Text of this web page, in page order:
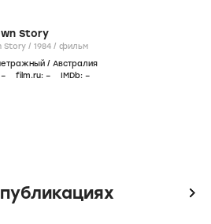
Story
Girl's Own Story / 1984 / фильм
/ Австралия
– film.ru: – IMDb: –
icon